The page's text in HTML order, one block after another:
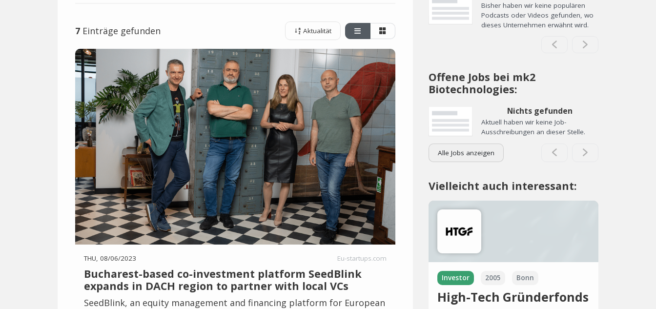
7 Einträge gefunden Aktualität
THU, 08/06/2023 Eu-startups.com
Bucharest-based co-investment platform SeedBlink
expands in DACH region to partner with local VCs
SeedBlink, an equity management and financing platform for European
Bisher haben wir keine populären
Podcasts oder Videos gefunden, wo
dieses Unternehmen erwähnt wird.
Offene Jobs bei mk2
Biotechnologies:
Nichts gefunden
Aktuell haben wir keine Job-
Ausschreibungen an dieser Stelle.
Alle Jobs anzeigen
Vielleicht auch interessant:
Investor 2005 Bonn
High-Tech Gründerfonds